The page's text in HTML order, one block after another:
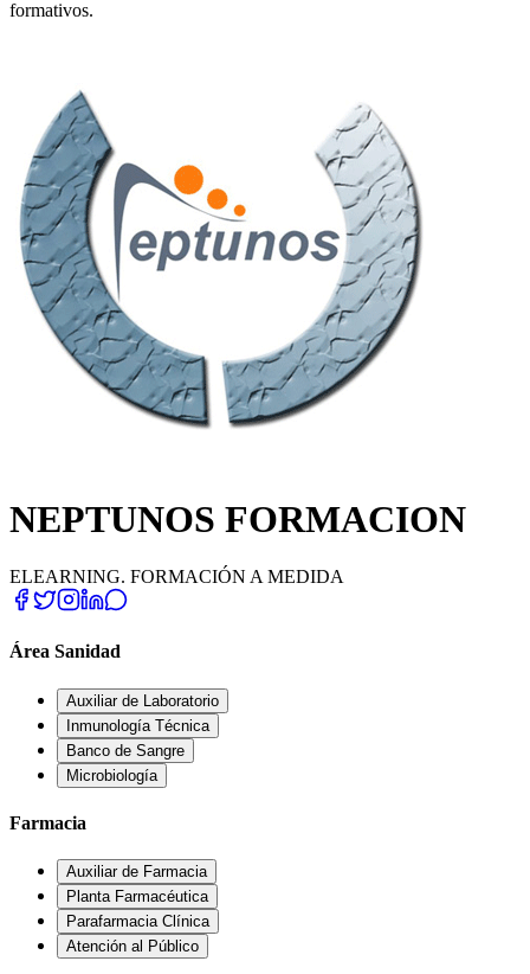
formativos.
NEPTUNOS FORMACION
ELEARNING. FORMACIÓN A MEDIDA
Área Sanidad
Auxiliar de Laboratorio
Inmunología Técnica
Banco de Sangre
Microbiología
Farmacia
Auxiliar de Farmacia
Planta Farmacéutica
Parafarmacia Clínica
Atención al Público